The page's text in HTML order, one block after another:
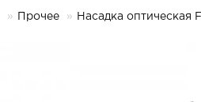
Прочее Насадка оптическая